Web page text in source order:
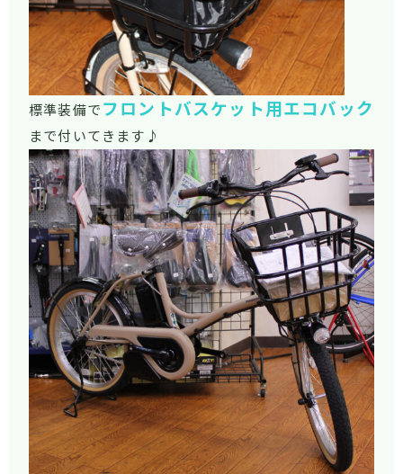
標準装備で フロントバスケット用エコバック
まで付いてきます♪